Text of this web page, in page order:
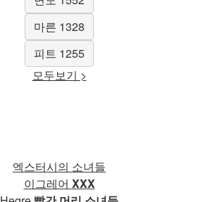
마른 1328
피트 1255
모두보기 >
엑스터시의 소녀들
이그레어 XXX